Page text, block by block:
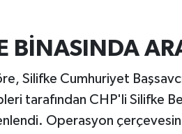
BİNASINDA
Silifke Cumhuriyet
tarafından CHP'li Silifke
Operasyon